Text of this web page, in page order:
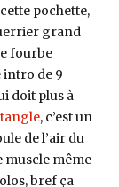
pochette,
grand
fourbe
intro de 9
doit plus à
, c’est un
de l’air du
muscle même
bref ça